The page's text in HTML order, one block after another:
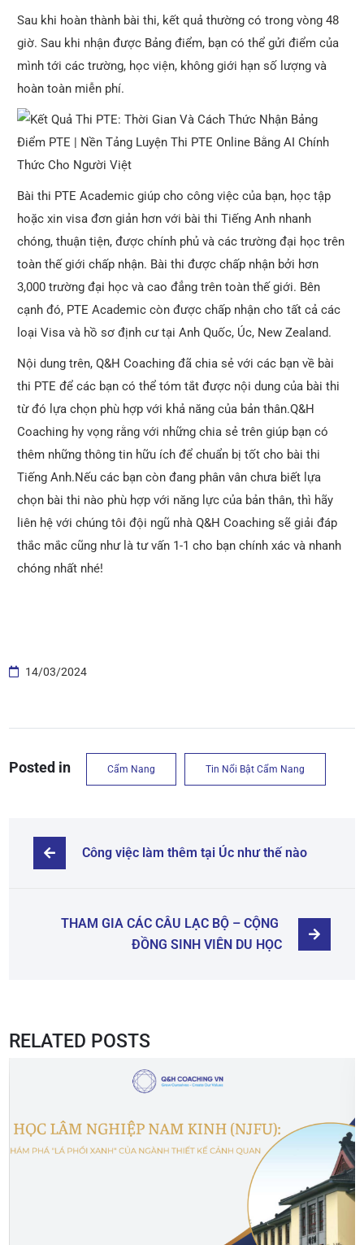
Sau khi hoàn thành bài thi, kết quả thường có trong vòng 48
giờ. Sau khi nhận được Bảng điểm, bạn có thể gửi điểm của
mình tới các trường, học viện, không giới hạn số lượng và
hoàn toàn miễn phí.
Bài thi PTE Academic giúp cho công việc của bạn, học tập
hoặc xin visa đơn giản hơn với bài thi Tiếng Anh nhanh
chóng, thuận tiện, được chính phủ và các trường đại học trên
toàn thế giới chấp nhận. Bài thi được chấp nhận bởi hơn
3,000 trường đại học và cao đẳng trên toàn thế giới. Bên
cạnh đó, PTE Academic còn được chấp nhận cho tất cả các
loại Visa và hồ sơ định cư tại Anh Quốc, Úc, New Zealand.
Nội dung trên, Q&H Coaching đã chia sẻ với các bạn về bài
thi PTE để các bạn có thể tóm tắt được nội dung của bài thi
từ đó lựa chọn phù hợp với khả năng của bản thân.Q&H
Coaching hy vọng rằng với những chia sẻ trên giúp bạn có
thêm những thông tin hữu ích để chuẩn bị tốt cho bài thi
Tiếng Anh.Nếu các bạn còn đang phân vân chưa biết lựa
chọn bài thi nào phù hợp với năng lực của bản thân, thì hãy
liên hệ với chúng tôi đội ngũ nhà Q&H Coaching sẽ giải đáp
thắc mắc cũng như là tư vấn 1-1 cho bạn chính xác và nhanh
chóng nhất nhé!
14/03/2024
Posted in Cẩm Nang Tin Nổi Bật Cẩm Nang
Công việc làm thêm tại Úc như thế nào
THAM GIA CÁC CÂU LẠC BỘ – CỘNG
ĐỒNG SINH VIÊN DU HỌC
RELATED POSTS